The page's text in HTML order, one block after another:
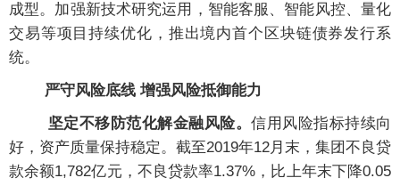
成型。加强新技术研究运用，智能客服、智能风控、量化
交易等项目持续优化，推出境内首个区块链债券发行系
统。
严守风险底线 增强风险抵御能力
坚定不移防范化解金融风险。信用风险指标持续向
好，资产质量保持稳定。截至2019年12月末，集团不良贷
款余额1,782亿元，不良贷款率1.37%，比上年末下降0.05